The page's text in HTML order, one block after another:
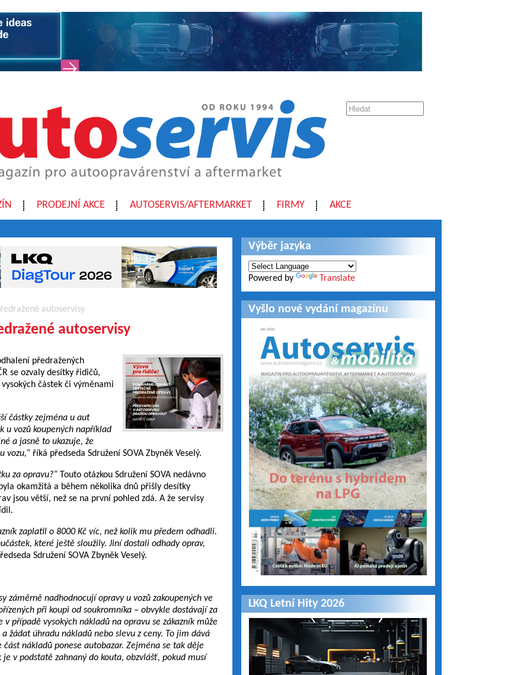
PRODEJNÍ AKCE AUTOSERVIS/AFTERMARKET FIRMY AKCE
autoservisy
autoservisy
předražených
se ozvaly desítky řidičů,
částek či výměnami
částky zejména u aut
u vozů koupených například
a jasně to ukazuje, že
vozu,“ říká předseda Sdružení SOVA Zbyněk Veselý.
za opravu?“ Touto otázkou Sdružení SOVA nedávno
okamžitá a během několika dnů přišly desítky
jsou větší, než se na první pohled zdá. A že servisy
zaplatil o 8000 Kč víc, než kolik mu předem odhadli.
které ještě sloužily. Jiní dostali odhady oprav,
Sdružení SOVA Zbyněk Veselý.
záměrně nadhodnocují opravy u vozů zakoupených ve
při koupi od soukromníka – obvykle dostávají za
případě vysokých nákladů na opravu se zákazník může
žádat úhradu nákladů nebo slevu z ceny. To jim dává
nákladů ponese autobazar. Zejména se tak děje
v podstatě zahnaný do kouta, obzvlášť, pokud musí
Výběr jazyka
Powered by Translate
Vyšlo nové vydání magazínu
LKQ Letní Hity 2026